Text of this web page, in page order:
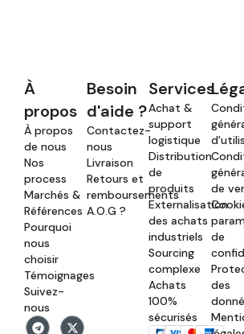
À
propos
À propos
de nous
Nos
process
Marchés &
Références
Pourquoi
nous
choisir
Témoignages
Suivez-
nous
Besoin
d'aide ?
Contactez-
nous
Livraison
Retours et
remboursements
A.O.G ?
Services
Achat &
support
logistique
Distribution
de
produits
Externalisation
des achats
industriels
Sourcing
complexe
Achats
100%
sécurisés
de
de
des